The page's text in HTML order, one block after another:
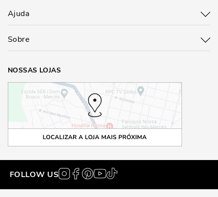
Ajuda
Sobre
NOSSAS LOJAS
FOLLOW US